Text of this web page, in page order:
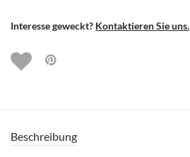
Interesse geweckt? Kontaktieren Sie uns.
Beschreibung